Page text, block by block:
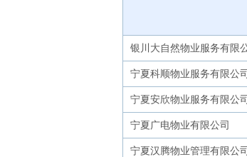
银川大自然物业服务有限
宁夏科顺物业服务有限公司
宁夏安欣物业服务有限公司
宁夏广电物业有限公司
宁夏汉腾物业管理有限公司